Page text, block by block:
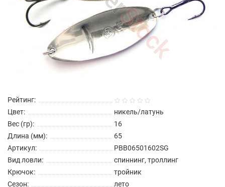
Рейтинг:
Цвет:
никель/латунь
Вес (гр):
16
Длина (мм):
65
Артикул:
PBB06501602SG
Вид ловли:
спиннинг, троллинг
Крючок:
тройник
Сезон:
лето